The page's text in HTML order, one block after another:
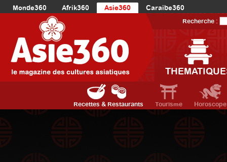
Monde360 Afrik360 Asie360
Caraibe360
Europe360
AmériqueDuNord360
Océanie360
Recherche :
Recettes & Restaurants Tourisme Horoscope